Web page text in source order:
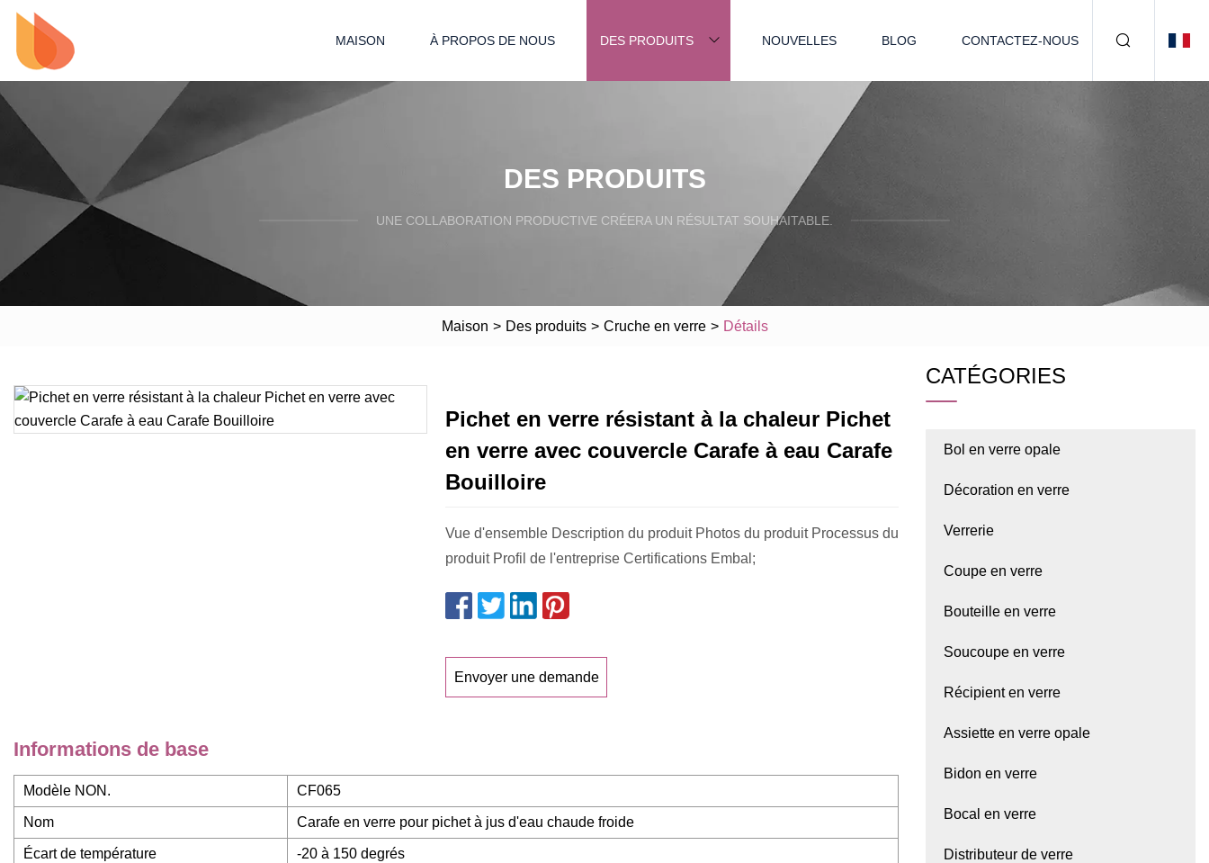
MAISON À PROPOS DE NOUS DES PRODUITS NOUVELLES BLOG CONTACTEZ-NOUS
DES PRODUITS
UNE COLLABORATION PRODUCTIVE CRÉERA UN RÉSULTAT SOUHAITABLE.
Maison > Des produits > Cruche en verre > Détails
Pichet en verre résistant à la chaleur Pichet
en verre avec couvercle Carafe à eau Carafe
Bouilloire
Vue d'ensemble Description du produit Photos du produit Processus du
produit Profil de l'entreprise Certifications Embal;
Envoyer une demande
Informations de base
Modèle NON. CF065
Nom Carafe en verre pour pichet à jus d'eau chaude froide
Écart de température -20 à 150 degrés
CATÉGORIES
Bol en verre opale
Décoration en verre
Verrerie
Coupe en verre
Bouteille en verre
Soucoupe en verre
Récipient en verre
Assiette en verre opale
Bidon en verre
Bocal en verre
Distributeur de verre